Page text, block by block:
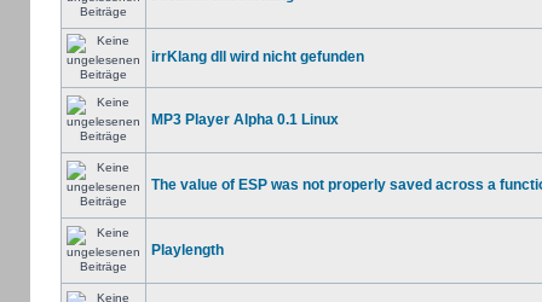
irrKlang dll wird nicht gefunden
MP3 Player Alpha 0.1 Linux
The value of ESP was not properly saved across a
Playlength